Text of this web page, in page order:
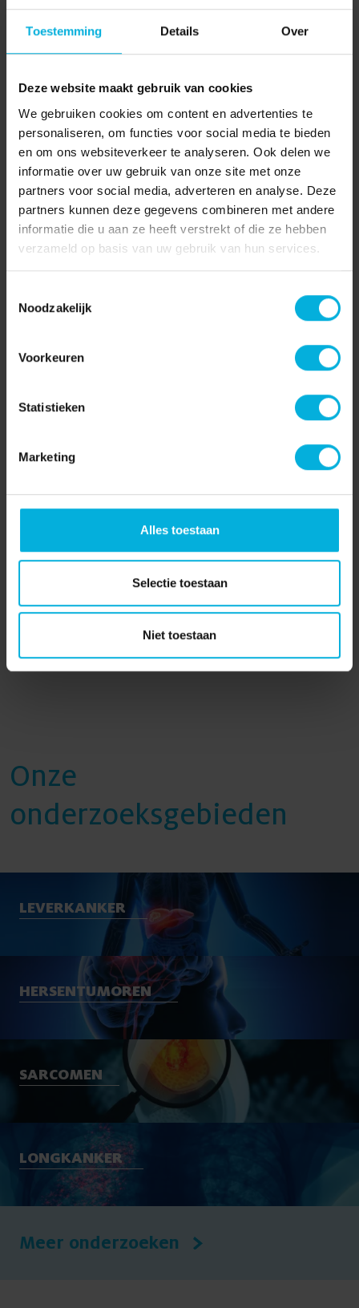
Toestemming Details Over
Deze website maakt gebruik van cookies
We gebruiken cookies om content en advertenties te
personaliseren, om functies voor social media te bieden
en om ons websiteverkeer te analyseren. Ook delen we
informatie over uw gebruik van onze site met onze
partners voor social media, adverteren en analyse. Deze
partners kunnen deze gegevens combineren met andere
informatie die u aan ze heeft verstrekt of die ze hebben
verzameld op basis van uw gebruik van hun services.
Noodzakelijk
Voorkeuren
Statistieken
Marketing
Alles toestaan
Selectie toestaan
Niet toestaan
Met elkaar
Kanker heb je niet alleen. Als iemand in jouw omgeving
Lees verder
Zelf een actie starten
Lees verder
Onze
onderzoeksgebieden
LEVERKANKER
HERSENTUMOREN
SARCOMEN
LONGKANKER
Meer onderzoeken